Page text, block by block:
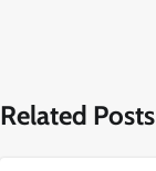
Related Posts